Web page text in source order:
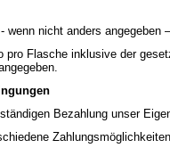
wenn nicht anders angegeben –
pro Flasche inklusive der
Bezahlung unser